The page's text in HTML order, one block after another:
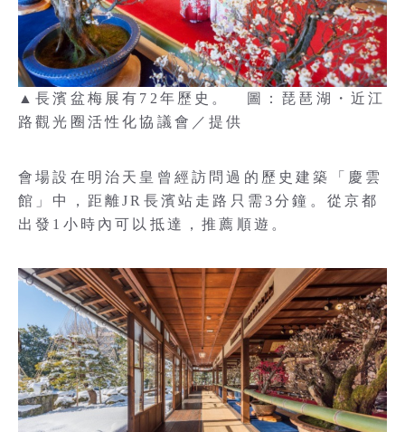
▲長濱盆梅展有72年歷史。 圖：琵琶湖・近江
路觀光圈活性化協議會／提供
會場設在明治天皇曾經訪問過的歷史建築「慶雲
館」中，距離JR長濱站走路只需3分鐘。從京都
出發1小時內可以抵達，推薦順遊。